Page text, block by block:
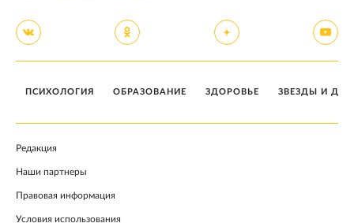
ПСИХОЛОГИЯ ОБРАЗОВАНИЕ ЗДОРОВЬЕ ЗВЕЗДЫ И
Редакция
Наши партнеры
Правовая информация
Условия использования